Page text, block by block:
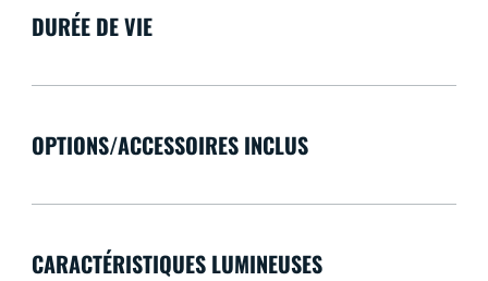
DURÉE DE VIE
OPTIONS/ACCESSOIRES INCLUS
CARACTÉRISTIQUES LUMINEUSES